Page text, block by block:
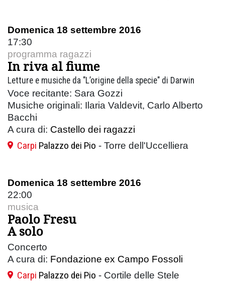
Domenica 18 settembre 2016
17:30
programma ragazzi
In riva al fiume
Letture e musiche da "L’origine della specie" di Darwin
Voce recitante: Sara Gozzi
Musiche originali: Ilaria Valdevit, Carlo Alberto
Bacchi
A cura di: Castello dei ragazzi
Carpi Palazzo dei Pio - Torre dell'Uccelliera
Domenica 18 settembre 2016
22:00
musica
Paolo Fresu
A solo
Concerto
A cura di: Fondazione ex Campo Fossoli
Carpi Palazzo dei Pio - Cortile delle Stele